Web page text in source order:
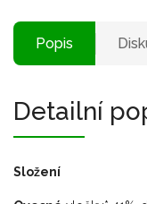
Popis
Detailní
Složení